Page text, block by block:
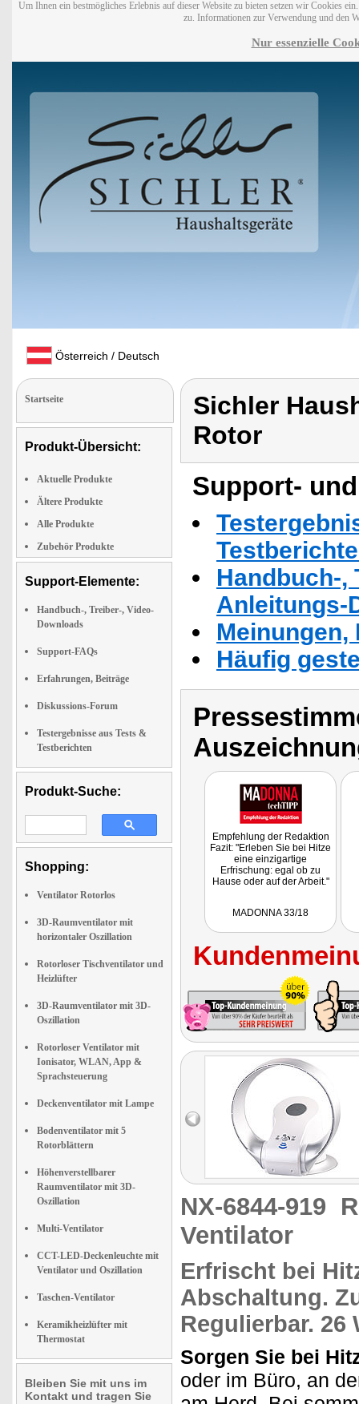
Um Ihnen ein bestmögliches Erlebnis auf dieser Website zu bieten setzen wir Cookies
zu. Informationen zur Verwendung und den
Nur essenzielle
Österreich / Deutsch
Startseite
Produkt-Übersicht:
Aktuelle Produkte
Ältere Produkte
Alle Produkte
Zubehör Produkte
Support-Elemente:
Handbuch-, Treiber-, Video-
Downloads
Support-FAQs
Erfahrungen, Beiträge
Diskussions-Forum
Testergebnisse aus Tests &
Testberichten
Produkt-Suche:
Shopping:
Ventilator Rotorlos
3D-Raumventilator mit
horizontaler Oszillation
Rotorloser Tischventilator und
Heizlüfter
3D-Raumventilator mit 3D-
Oszillation
Rotorloser Ventilator mit
Ionisator, WLAN, App &
Sprachsteuerung
Deckenventilator mit Lampe
Bodenventilator mit 5
Rotorblättern
Höhenverstellbarer
Raumventilator mit 3D-
Oszillation
Multi-Ventilator
CCT-LED-Deckenleuchte mit
Ventilator und Oszillation
Taschen-Ventilator
Keramikheizlüfter mit
Thermostat
Bleiben Sie mit uns im
Kontakt und tragen Sie
Sichler
Rotor
Support-
Handbuch-,
Anleitungs-
Häufig
Empfehlung der Redaktion
Fazit: "Erleben Sie bei Hitze
eine einzigartige
Erfrischung: egal ob zu
Hause oder auf der Arbeit."
MADONNA 33/18
NX-6844-919
Ventilator
Erfrischt bei
Abschaltung.
Regulierbar. 26
Sorgen Sie bei
oder im Büro, an